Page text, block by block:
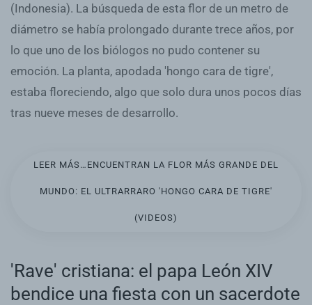
(Indonesia). La búsqueda de esta flor de un metro de
diámetro se había prolongado durante trece años, por
lo que uno de los biólogos no pudo contener su
emoción. La planta, apodada 'hongo cara de tigre',
estaba floreciendo, algo que solo dura unos pocos días
tras nueve meses de desarrollo.
LEER MÁS…ENCUENTRAN LA FLOR MÁS GRANDE DEL
MUNDO: EL ULTRARRARO 'HONGO CARA DE TIGRE'
(VIDEOS)
'Rave' cristiana: el papa León XIV
bendice una fiesta con un sacerdote